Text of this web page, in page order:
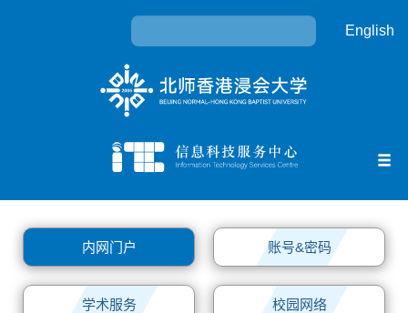
English
关于我们
规章/制度
内网门户 账号&密码
学术服务 校园网络